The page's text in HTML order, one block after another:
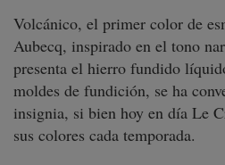
Volcánico, el primer color de
Aubecq, inspirado en el tono
presenta el hierro fundido
moldes de fundición, se ha
insignia, si bien hoy en día Le
sus colores cada temporada.